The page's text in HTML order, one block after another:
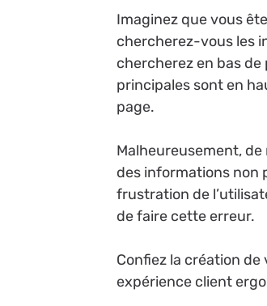
Imaginez que vous
chercherez-vous les
chercherez en bas de
principales sont en
page.
Malheureusement,
des informations non
frustration de
de faire cette erreur.
Confiez la création
expérience client